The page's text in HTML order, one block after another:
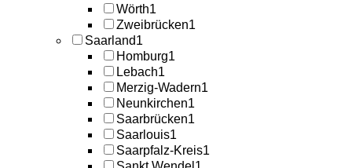
Wörth1
Zweibrücken1
Saarland1
Homburg1
Lebach1
Merzig-Wadern1
Neunkirchen1
Saarbrücken1
Saarlouis1
Saarpfalz-Kreis1